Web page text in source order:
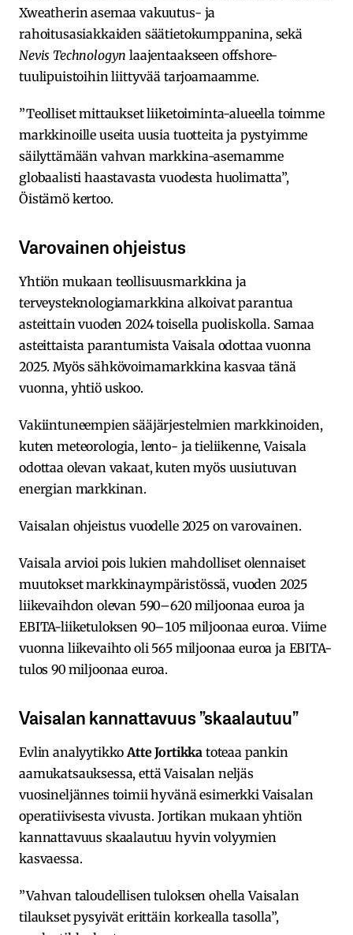
Xweatherin asemaa vakuutus- ja
rahoitusasiakkaiden säätietokumppanina, sekä
Nevis Technologyn laajentaakseen offshore-
tuulipuistoihin liittyvää tarjoamaamme.
”Teolliset mittaukset liiketoiminta-alueella toimme
markkinoille useita uusia tuotteita ja pystyimme
säilyttämään vahvan markkina-asemamme
globaalisti haastavasta vuodesta huolimatta”,
Öistämö kertoo.
Varovainen ohjeistus
Yhtiön mukaan teollisuusmarkkina ja
terveysteknologiamarkkina alkoivat parantua
asteittain vuoden 2024 toisella puoliskolla. Samaa
asteittaista parantumista Vaisala odottaa vuonna
2025. Myös sähkövoimamarkkina kasvaa tänä
vuonna, yhtiö uskoo.
Vakiintuneempien sääjärjestelmien markkinoiden,
kuten meteorologia, lento- ja tieliikenne, Vaisala
odottaa olevan vakaat, kuten myös uusiutuvan
energian markkinan.
Vaisalan ohjeistus vuodelle 2025 on varovainen.
Vaisala arvioi pois lukien mahdolliset olennaiset
muutokset markkinaympäristössä, vuoden 2025
liikevaihdon olevan 590–620 miljoonaa euroa ja
EBITA-liiketuloksen 90–105 miljoonaa euroa. Viime
vuonna liikevaihto oli 565 miljoonaa euroa ja EBITA-
tulos 90 miljoonaa euroa.
Vaisalan kannattavuus ”skaalautuu”
Evlin analyytikkoAtte Jortikka toteaa pankin
aamukatsauksessa, että Vaisalan neljäs
vuosineljännes toimii hyvänä esimerkki Vaisalan
operatiivisesta vivusta. Jortikan mukaan yhtiön
kannattavuus skaalautuu hyvin volyymien
kasvaessa.
”Vahvan taloudellisen tuloksen ohella Vaisalan
tilaukset pysyivät erittäin korkealla tasolla”,